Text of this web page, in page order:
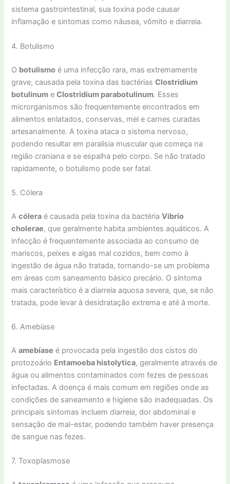
sistema gastrointestinal, sua toxina pode causar
inflamação e sintomas como náusea, vômito e diarreia.
4. Botulismo
O botulismo é uma infecção rara, mas extremamente
grave, causada pela toxina das bactériasClostridium
botulinum eClostridium parabotulinum. Esses
microrganismos são frequentemente encontrados em
alimentos enlatados, conservas, mel e carnes curadas
artesanalmente. A toxina ataca o sistema nervoso,
podendo resultar em paralisia muscular que começa na
região craniana e se espalha pelo corpo. Se não tratado
rapidamente, o botulismo pode ser fatal.
5. Cólera
Acólera é causada pela toxina da bactériaVibrio
cholerae, que geralmente habita ambientes aquáticos. A
infecção é frequentemente associada ao consumo de
mariscos, peixes e algas mal cozidos, bem como à
ingestão de água não tratada, tornando-se um problema
em áreas com saneamento básico precário. O sintoma
mais característico é a diarreia aquosa severa, que, se não
tratada, pode levar à desidratação extrema e até à morte.
6. Amebíase
Aamebíase é provocada pela ingestão dos cistos do
protozoário Entamoeba histolytica, geralmente através de
água ou alimentos contaminados com fezes de pessoas
infectadas. A doença é mais comum em regiões onde as
condições de saneamento e higiene são inadequadas. Os
principais sintomas incluem diarreia, dor abdominal e
sensação de mal-estar, podendo também haver presença
de sangue nas fezes.
7. Toxoplasmose